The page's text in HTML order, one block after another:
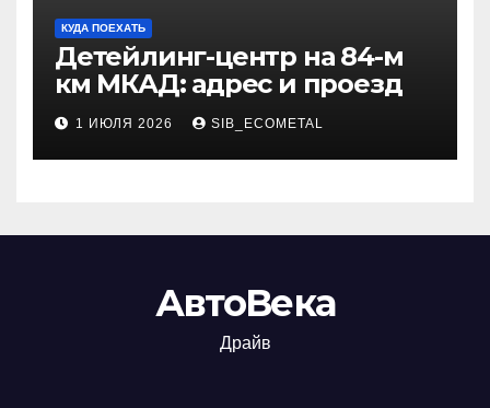
КУДА ПОЕХАТЬ
Детейлинг-центр на 84-м
км МКАД: адрес и проезд
1 ИЮЛЯ 2026 SIB_ECOMETAL
АвтоВека
Драйв